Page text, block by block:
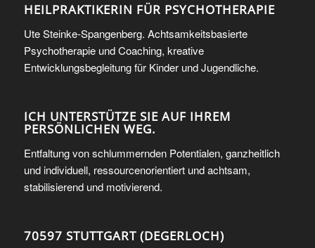
HEILPRAKTIKERIN FÜR PSYCHOTHERAPIE
Ute Steinke-Spangenberg. Achtsamkeitsbasierte
Psychotherapie und Coaching, kreative
Entwicklungsbegleitung für Kinder und Jugendliche.
ICH UNTERSTÜTZE SIE AUF IHREM
PERSÖNLICHEN WEG.
Entfaltung von schlummernden Potentialen, ganzheitlich
und individuell, ressourcenorientiert und achtsam,
stabilisierend und motivierend.
70597 STUTTGART (DEGERLOCH)